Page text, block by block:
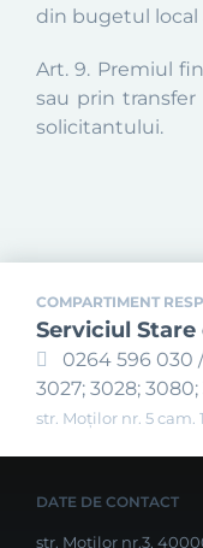
din bugetul local
Art. 9. Premiul
sau prin
solicitantului.
COMPARTIMENT
Serviciul Stare
0264 596 030 /
3027; 3028;
str. Moților nr. 5 cam.
DATE DE CONTACT
str. Moților nr.3,